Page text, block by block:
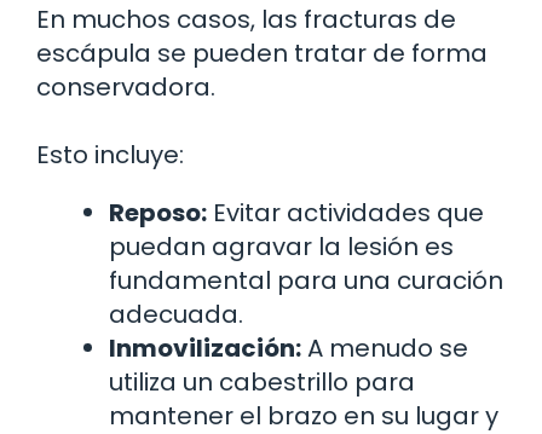
En muchos casos, las fracturas de
escápula se pueden tratar de forma
conservadora.
Esto incluye:
Reposo: Evitar actividades que
puedan agravar la lesión es
fundamental para una curación
adecuada.
Inmovilización:A menudo se
utiliza un cabestrillo para
mantener el brazo en su lugar y